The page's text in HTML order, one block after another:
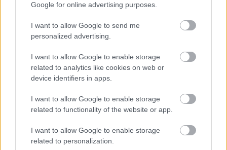
Google for online advertising purposes.
I want to allow Google to send me
personalized advertising.
I want to allow Google to enable storage
related to analytics like cookies on web or
device identifiers in apps.
I want to allow Google to enable storage
related to functionality of the website or app.
I want to allow Google to enable storage
related to personalization.